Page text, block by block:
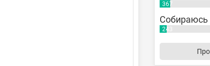
367
Собираюсь
243